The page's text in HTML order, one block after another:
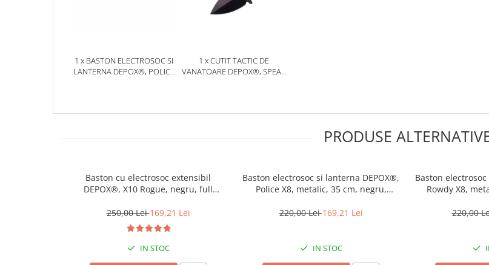
Accesorii decorative1 x BASTON ELECTROSOC SI
LANTERNA DEPOX®, POLICE
1 x CUTIT TACTIC DE
VANATOARE DEPOX®, SPEAR
PRODUSE
Baston cu electrosoc extensibil
DEPOX®, X10 Rogue, negru, full
250,00 Lei169,21 Lei
IN STOC
Baston electrosoc si lanterna DEPOX®,
Police X8, metalic, 35 cm, negru,
220,00 Lei169,21 Lei
IN STOC
Baston
Rowdy X8,
220,00